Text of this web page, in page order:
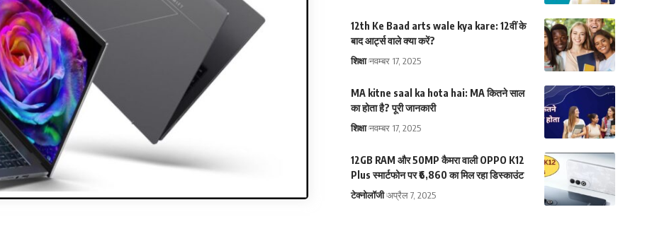
12th Ke Baad arts wale kya kare: 12वीं के
बाद आर्ट्स वाले क्या करें?
शिक्षा नवम्बर 17, 2025
MA kitne saal ka hota hai: MA कितने साल
का होता है? पूरी जानकारी
शिक्षा नवम्बर 17, 2025
12GB RAM और 50MP कैमरा वाली OPPO K12
Plus स्मार्टफोन पर ₹6,860 का मिल रहा डिस्काउंट
टेक्नोलॉजी अप्रैल 7, 2025